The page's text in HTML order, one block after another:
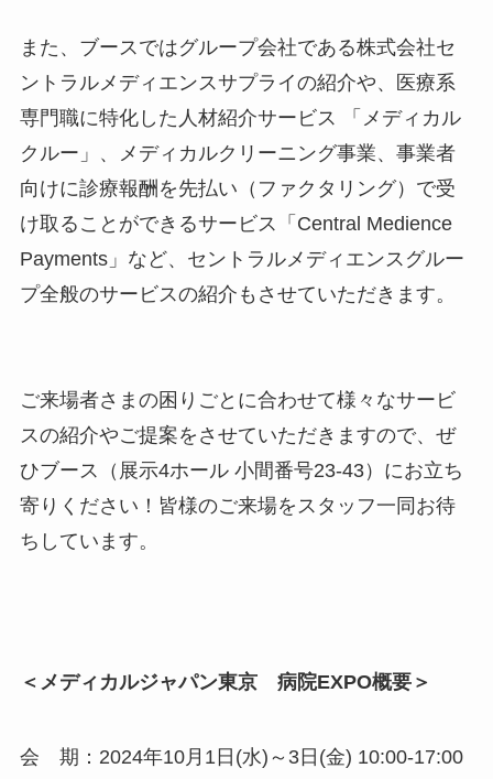
また、ブースではグループ会社である株式会社セ
ントラルメディエンスサプライの紹介や、医療系
専門職に特化した人材紹介サービス 「メディカル
クルー」、メディカルクリーニング事業、事業者
向けに診療報酬を先払い（ファクタリング）で受
け取ることができるサービス「Central Medience
Payments」など、セントラルメディエンスグルー
プ全般のサービスの紹介もさせていただきます。
ご来場者さまの困りごとに合わせて様々なサービ
スの紹介やご提案をさせていただきますので、ぜ
ひブース（展示4ホール 小間番号23-43）にお立ち
寄りください！皆様のご来場をスタッフ一同お待
ちしています。
＜メディカルジャパン東京 病院EXPO概要＞
会 期：2024年10月1日(水)～3日(金) 10:00-17:00